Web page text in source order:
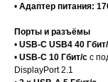
• Адаптер питания:
Порты и разъёмы
• USB-C USB4 40
• USB-C 10 Гбит/с с
DisplayPort 2.1